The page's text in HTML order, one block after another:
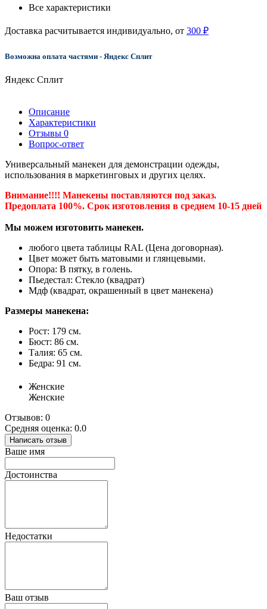
Все характеристики
Доставка расчитывается индивидуально, от 300 ₽
Возможна оплата частями - Яндекс Сплит
Яндекс Сплит
Описание
Характеристики
Отзывы 0
Вопрос-ответ
Универсальный манекен для демонстрации одежды,
использования в маркетинговых и других целях.
Внимание!!!! Манекены поставляются под заказ.
Предоплата 100%. Срок изготовления в среднем 10-15 дней
Мы можем изготовить манекен.
любого цвета таблицы RAL (Цена договорная).
Цвет может быть матовыми и глянцевыми.
Опора: В пятку, в голень.
Пьедестал: Стекло (квадрат)
Мдф (квадрат, окрашенный в цвет манекена)
Размеры манекена:
Рост: 179 см.
Бюст: 86 см.
Талия: 65 см.
Бедра: 91 см.
Женские
Женские
Отзывов: 0
Средняя оценка: 0.0
Написать отзыв
Ваше имя
Достоинства
Недостатки
Ваш отзыв